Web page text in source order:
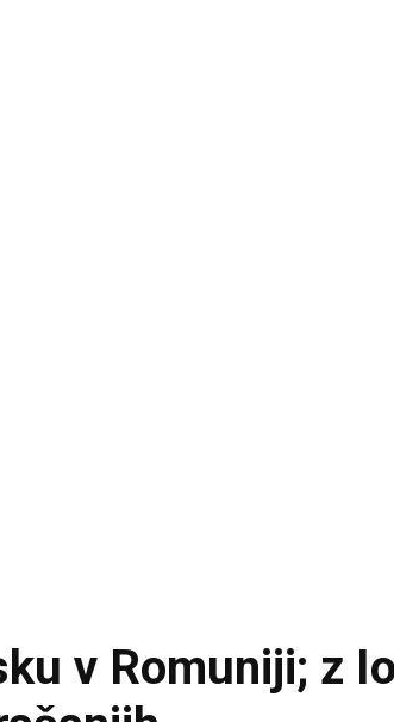
v Romuniji; z